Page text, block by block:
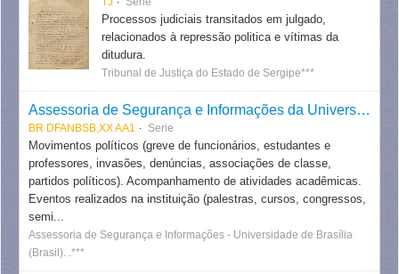
Processos judiciais transitados em julgado,
relacionados à repressão politica e vítimas da
ditudura.
Tribunal de Justiça do Estado de Sergipe***
Assessoria de Segurança e Informações da Universidade de Brasília
BR DFANBSB,XX AA1 Serie
Movimentos políticos (greve de funcionários, estudantes e
professores, invasões, denúncias, associações de classe,
partidos políticos). Acompanhamento de atividades acadêmicas.
Eventos realizados na instituição (palestras, cursos, congressos,
semi...
Assessoria de Segurança e Informações - Universidade de Brasília
(Brasil). .***